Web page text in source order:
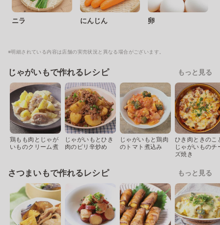
ニラ にんじん 卵
※明細されている内容は店舗の実売状況と異なる場合がございます。
じゃがいもで作れるレシピ もっと見る
鶏もも肉とじゃが
いものクリーム煮
じゃがいもとひき
肉のピリ辛炒め
じゃがいもと鶏肉
のトマト煮込み
ひき肉ときのこ
じゃがいものチ
ズ焼き
さつまいもで作れるレシピ もっと見る